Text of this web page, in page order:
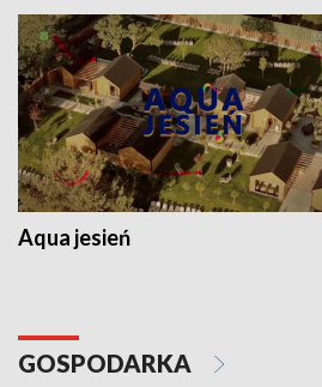
Aqua jesień
GOSPODARKA